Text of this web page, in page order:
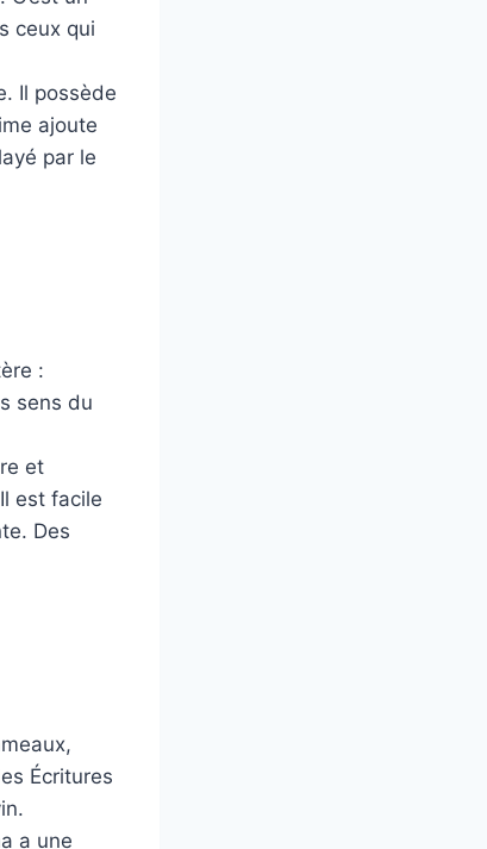
ceux qui
Il possède
ajoute
par le
:
sens du
et
est facile
Des
Écritures
a une